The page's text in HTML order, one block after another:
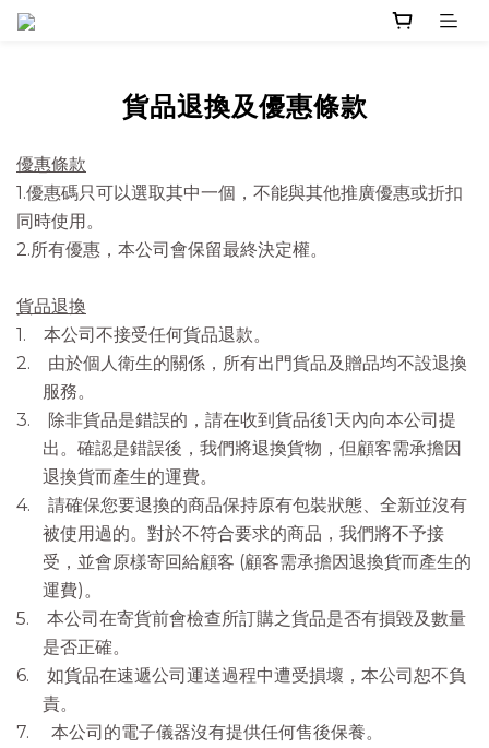
貨品退換及優惠條款
優惠條款
1.優惠碼只可以選取其中一個，不能與其他推廣優惠或折扣
同時使用。
2.所有優惠，本公司會保留最終決定權。
貨品退換
1.
本公司不接受任何貨品退款。
2.
由於個人衛生的關係，所有出門貨品及贈品均不設退換
服務。
3.
除非貨品是錯誤的，請在收到貨品後1天內向本公司提
出。確認是錯誤後，我們將退換貨物，但顧客需承擔因
退換貨而產生的運費。
4. 請確保您要退換的商品保持原有包裝狀態、全新並沒有
被使用過的。對於不符合要求的商品，我們將不予接
受，並會原樣寄回給顧客 (顧客需承擔因退換貨而產生的
運費)。
5.
本公司在寄貨前會檢查所訂購之貨品是否有損毀及數量
是否正確。
6.
如貨品在速遞公司運送過程中遭受損壞，本公司恕不負
責。
7.
本公司的電子儀器沒有提供任何售後保養。